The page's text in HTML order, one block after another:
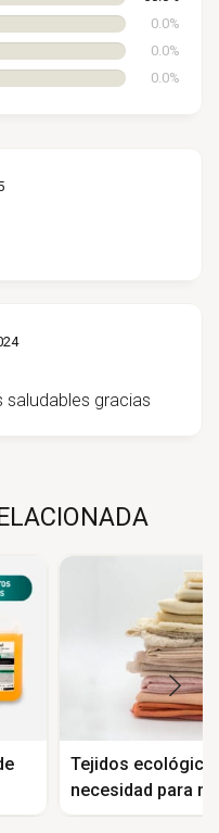
0.0%
0.0%
0.0%
gracias
Tejidos
necesidad para
del planeta